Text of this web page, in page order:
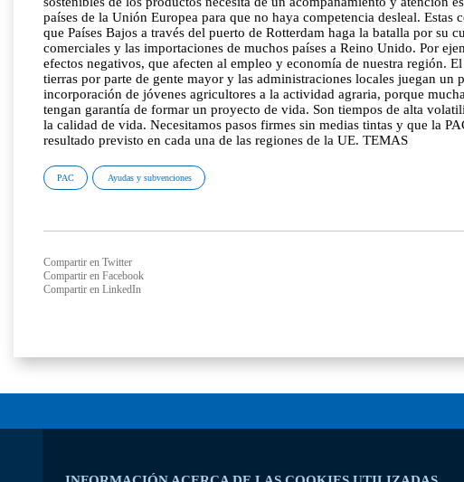
países de la Unión Europea para que no haya competencia desleal.
que Países Bajos a través del puerto de Rotterdam haga la batalla por
comerciales y las importaciones de muchos países a Reino Unido. Por
efectos negativos, que afecten al empleo y economía de nuestra región.
tierras por parte de gente mayor y las administraciones locales juegan
incorporación de jóvenes agricultores a la actividad agraria, porque
tengan garantía de formar un proyecto de vida. Son tiempos de alta
la calidad de vida. Necesitamos pasos firmes sin medias tintas y que la
resultado previsto en cada una de las regiones de la UE. TEMAS
PAC Ayudas y subvenciones
Compartir en Twitter
Compartir en Facebook
Compartir en LinkedIn